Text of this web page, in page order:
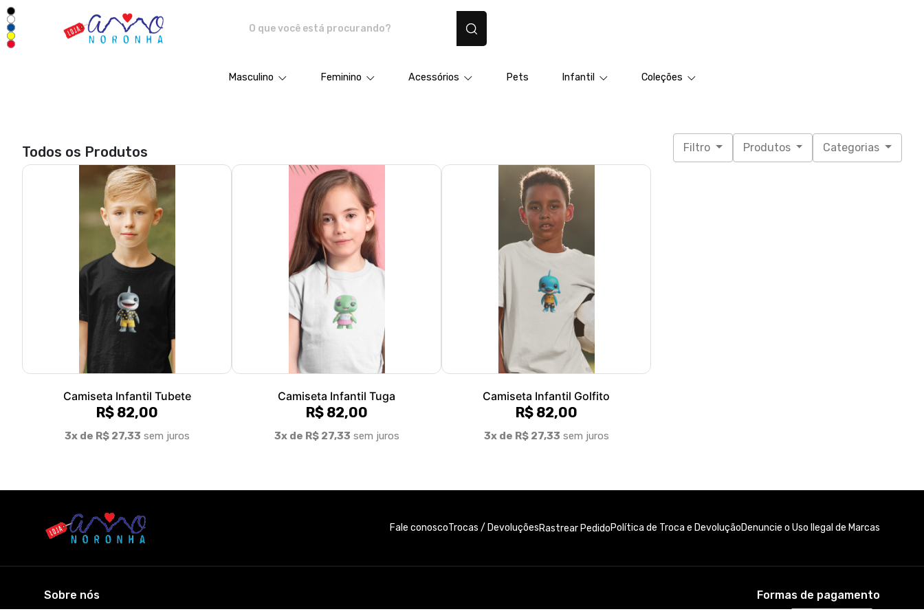
Masculino Feminino Acessórios Pets Infantil Coleções
Todos os Produtos Filtro Produtos Categorias
Camiseta Infantil Tubete
R$ 82,00
3x de R$ 27,33 sem juros
Camiseta Infantil Tuga
R$ 82,00
3x de R$ 27,33 sem juros
Camiseta Infantil Golfito
R$ 82,00
3x de R$ 27,33 sem juros
Fale conoscoTrocas / DevoluçõesRastrear PedidoPolítica de Troca e DevoluçãoDenuncie o Uso Ilegal de Marcas
Sobre nós Formas de pagamento